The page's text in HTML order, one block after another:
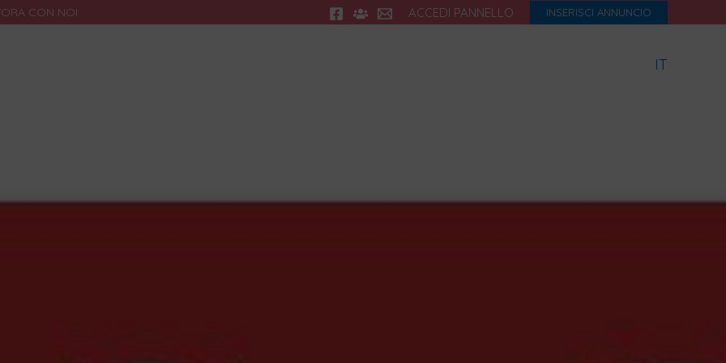
CON NOI ACCEDI PANNELLO INSERISCI ANNUNCIO
IT